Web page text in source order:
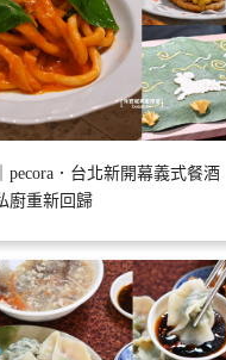
pecora．台北新開幕義式餐酒
廚重新回歸